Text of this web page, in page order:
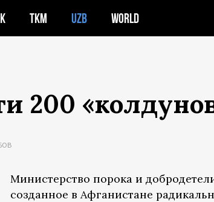
TKM UZB WORLD
200
Министерство порока и
созданное в Афганистане